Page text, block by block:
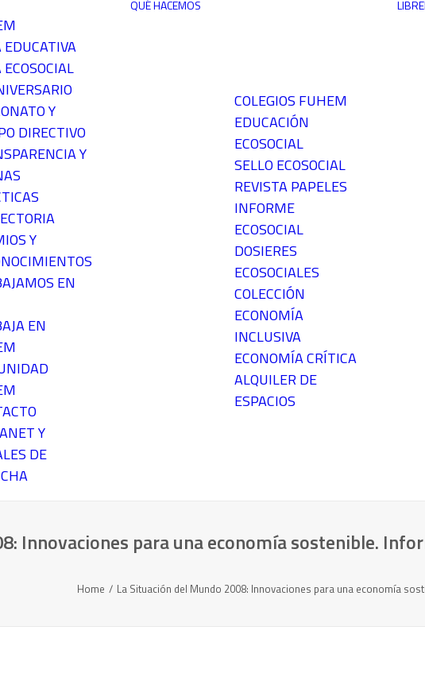
EDUCATIVA
Y
DIRECTIVO
Y
Y
EN
EN
Y
DE
QUÉ HACEMOS
COLEGIOS FUHEM
EDUCACIÓN
ECOSOCIAL
SELLO ECOSOCIAL
REVISTA PAPELES
INFORME
ECOSOCIAL
DOSIERES
ECOSOCIALES
COLECCIÓN
ECONOMÍA
INCLUSIVA
ECONOMÍA CRÍTICA
ALQUILER DE
ESPACIOS
Innovaciones para una economía sostenible.
Home La Situación del Mundo 2008: Innovaciones para una economía